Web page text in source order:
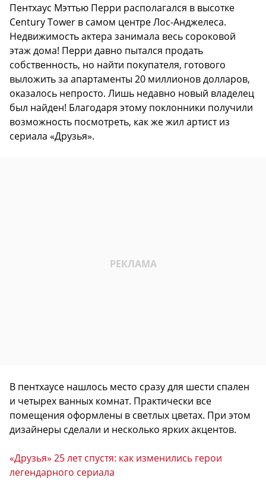
Пентхаус Мэттью Перри располагался в высотке
Century Tower в самом центре Лос-Анджелеса.
Недвижимость актера занимала весь сороковой
этаж дома! Перри давно пытался продать
собственность, но найти покупателя, готового
выложить за апартаменты 20 миллионов долларов,
оказалось непросто. Лишь недавно новый владелец
был найден! Благодаря этому поклонники получили
возможность посмотреть, как же жил артист из
сериала «Друзья».
В пентхаусе нашлось место сразу для шести спален
и четырех ванных комнат. Практически все
помещения оформлены в светлых цветах. При этом
дизайнеры сделали и несколько ярких акцентов.
«Друзья» 25 лет спустя: как изменились герои
легендарного сериала